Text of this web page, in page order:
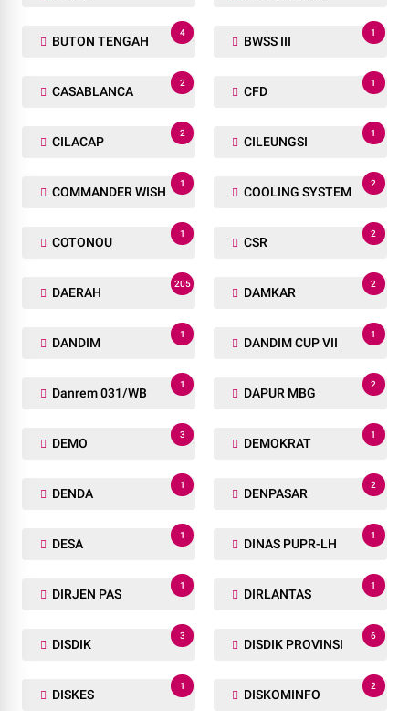
BUTON TENGAH
4
BWSS III
1
CASABLANCA
2
CFD
1
CILACAP
2
CILEUNGSI
1
COMMANDER WISH
1
COOLING SYSTEM
2
COTONOU
1
CSR
2
DAERAH
205
DAMKAR
2
DANDIM
1
DANDIM CUP VII
1
Danrem 031/WB
1
DAPUR MBG
2
DEMO
3
DEMOKRAT
1
DENDA
1
DENPASAR
2
DESA
1
DINAS PUPR-LH
1
DIRJEN PAS
1
DIRLANTAS
1
DISDIK
3
DISDIK PROVINSI
6
DISKES
1
DISKOMINFO
2